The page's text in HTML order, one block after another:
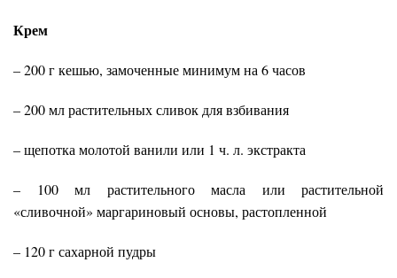
Крем
– 200 г кешью, замоченные минимум на 6 часов
– 200 мл растительных сливок для взбивания
– щепотка молотой ванили или 1 ч. л. экстракта
– 100 мл растительного масла или растительной
«сливочной» маргариновый основы, растопленной
– 120 г сахарной пудры